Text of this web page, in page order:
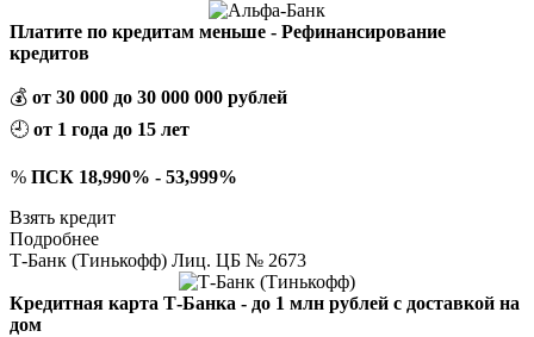
Платите по кредитам меньше - Рефинансирование
кредитов
💰 от 30 000 до 30 000 000 рублей
🕘 от 1 года до 15 лет
% ПСК 18,990% - 53,999%
Взять кредит
Подробнее
Т-Банк (Тинькофф) Лиц. ЦБ № 2673
Кредитная карта Т-Банка - до 1 млн рублей с доставкой на
дом